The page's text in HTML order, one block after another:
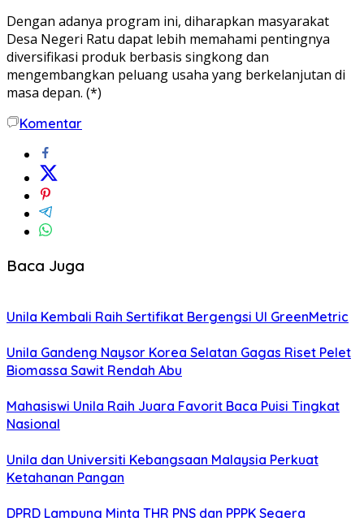
Dengan adanya program ini, diharapkan masyarakat
Desa Negeri Ratu dapat lebih memahami pentingnya
diversifikasi produk berbasis singkong dan
mengembangkan peluang usaha yang berkelanjutan di
masa depan. (*)
Komentar
Baca Juga
Unila Kembali Raih Sertifikat Bergengsi UI GreenMetric
Unila Gandeng Naysor Korea Selatan Gagas Riset Pelet
Biomassa Sawit Rendah Abu
Mahasiswi Unila Raih Juara Favorit Baca Puisi Tingkat
Nasional
Unila dan Universiti Kebangsaan Malaysia Perkuat
Ketahanan Pangan
DPRD Lampung Minta THR PNS dan PPPK Segera